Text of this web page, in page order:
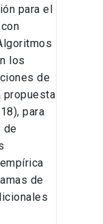
para el
los
de
propuesta
para
de
de